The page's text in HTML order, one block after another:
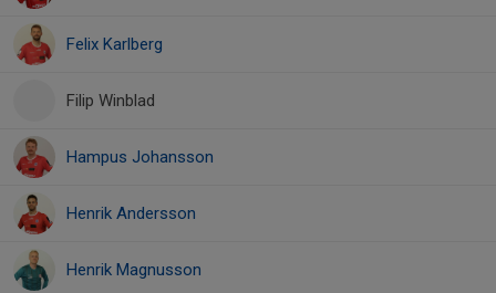
Felix Karlberg
Filip Winblad
Hampus Johansson
Henrik Andersson
Henrik Magnusson